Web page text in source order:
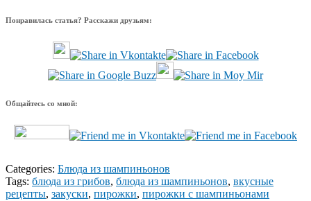
Понравилась статья? Расскажи друзьям:
Общайтесь со мной:
Categories: Блюда из шампиньонов
Tags: блюда из грибов, блюда из шампиньонов, вкусные
рецепты, закуски, пирожки, пирожки с шампиньонами